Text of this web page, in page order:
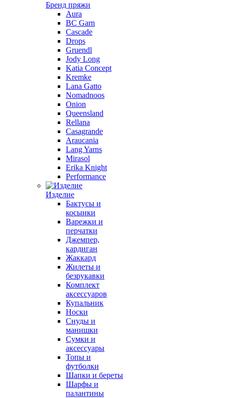
Бренд пряжи
Aura
BC Garn
Cascade
Drops
Gruendl
Jody Long
Katia Concept
Kremke
Lana Gatto
Nomadnoos
Onion
Queensland
Rellana
Casagrande
Araucania
Lang Yarns
Mirasol
Erika Knight
Performance
Изделие
Бактусы и
косынки
Варежки и
перчатки
Джемпер,
кардиган
Жаккард
Жилеты и
безрукавки
Комплект
аксессуаров
Купальник
Носки
Снуды и
манишки
Сумки и
аксессуары
Топы и
футболки
Шапки и береты
Шарфы и
палантины